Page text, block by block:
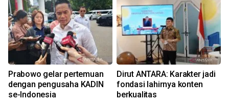
Prabowo gelar pertemuan
dengan pengusaha KADIN
se-Indonesia
Dirut ANTARA: Karakter jadi
fondasi lahirnya konten
berkualitas